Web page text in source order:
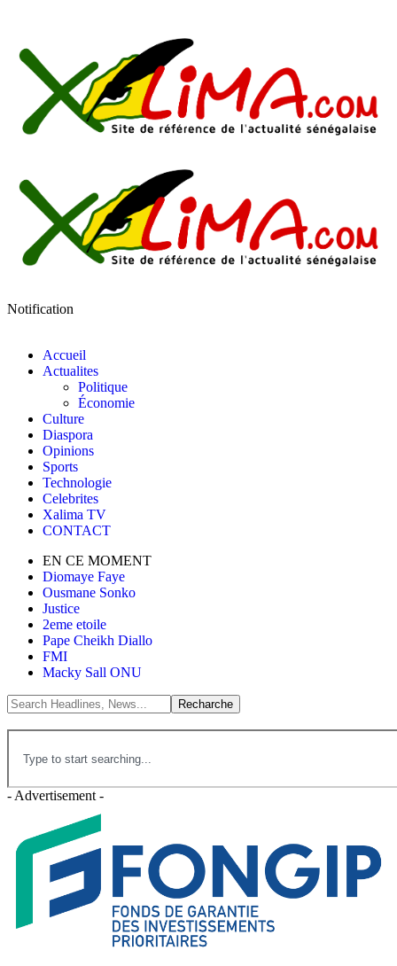
Notification
Accueil
Actualites
Politique
Économie
Culture
Diaspora
Opinions
Sports
Technologie
Celebrites
Xalima TV
CONTACT
EN CE MOMENT
Diomaye Faye
Ousmane Sonko
Justice
2eme etoile
Pape Cheikh Diallo
FMI
Macky Sall ONU
- Advertisement -